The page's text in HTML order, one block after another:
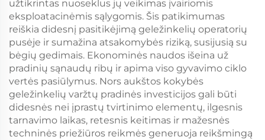
užtikrintas nuoseklus jų veikimas įvairiomis
eksploatacinėmis sąlygomis. Šis patikimumas
reiškia didesnį pasitikėjimą geležinkelių operatorių
pusėje ir sumažina atsakomybės riziką, susijusią su
bėgių gedimais. Ekonominės naudos išeina už
pradinių sąnaudų ribų ir apima viso gyvavimo ciklo
vertės pasiūlymus. Nors aukštos kokybės
geležinkelių varžtų pradinės investicijos gali būti
didesnės nei įprastų tvirtinimo elementų, ilgesnis
tarnavimo laikas, retesnis keitimas ir mažesnės
techninės priežiūros reikmės generuoja reikšmingą